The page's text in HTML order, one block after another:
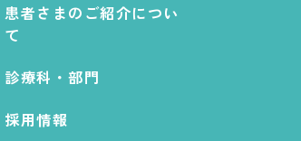
患者さまのご紹介につい
て
診療科・部門
採用情報